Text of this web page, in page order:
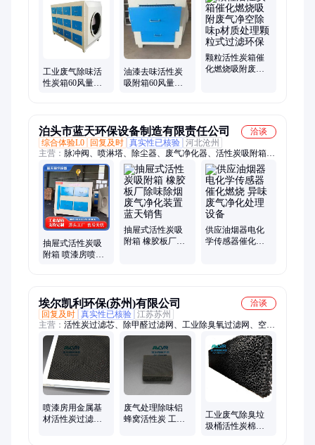
工业废气除味活
性炭箱60风量处
油漆去味活性炭
吸附箱60风量环
颗粒活性炭箱催
化燃烧吸附废气
泊头市蓝天环保设备制造有限责任公司
洽谈
综合体验L0
回复及时 真实性已核验 河北沧州
主营： 脉冲阀、喷淋塔、除尘器、废气净化器、活性炭吸附箱、
控制仪、插板阀、粉尘阀门、通风蝶阀、涤纶滤袋、除尘布袋、
褶皱布袋、方形闸阀、集尘滤布袋、酸雾净化塔、斗式提升机、
脉冲电磁阀、喷吹电磁阀、刮板输送机、光氧净化器、螺旋输送
机、管道调风阀、外置上料机、粉煤灰搅拌机、镀锌除尘骨架
抽屉式活性炭吸
附箱 喷漆房喷涂
抽屉式活性炭吸
附箱 橡胶板厂除
供应油烟器电化
学传感器催化燃
埃尔凯利环保(苏州)有限公司
洽谈
回复及时 真实性已核验 江苏苏州
主营： 活性炭过滤芯、除甲醛过滤网、工业除臭氧过滤网、空气
净化产品
喷漆房用金属基
材活性炭过滤网
废气处理除味铝
蜂窝活性炭 工业
工业废气除臭垃
圾桶活性炭棉烤